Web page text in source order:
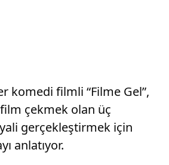
komedi filmli “Filme Gel”,
çekmek olan üç
gerçekleştirmek için
anlatıyor.